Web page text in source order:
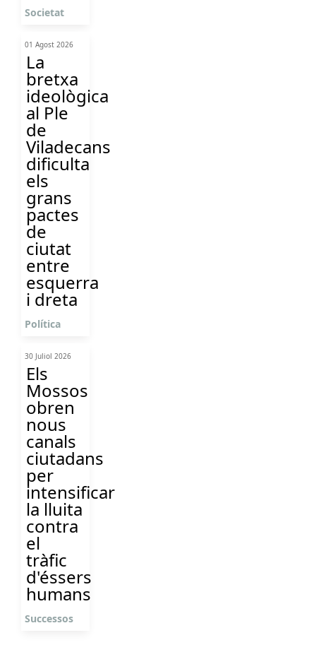
Societat
01 Agost 2026
La
bretxa
ideològica
al Ple
de
Viladecans
dificulta
els
grans
pactes
de
ciutat
entre
esquerra
i dreta
Política
30 Juliol 2026
Els
Mossos
obren
nous
canals
ciutadans
per
intensificar
la lluita
contra
el
tràfic
d'éssers
humans
Successos